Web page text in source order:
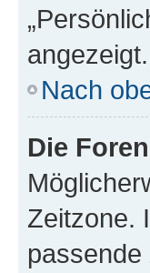
Nach
Die
Zeitzone.